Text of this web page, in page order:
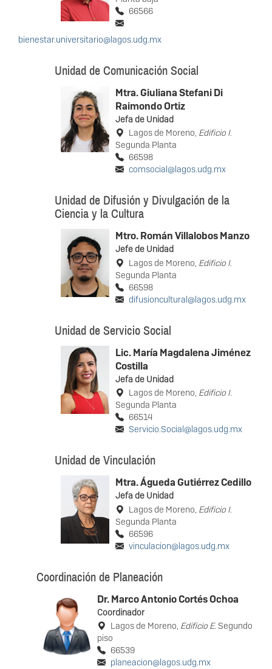
66566
bienestar.universitario@lagos.udg.mx
Unidad de Comunicación Social
Mtra. Giuliana Stefani Di
Raimondo Ortiz
Jefa de Unidad
Lagos de Moreno, Edificio I.
Segunda Planta
66598
comsocial@lagos.udg.mx
Unidad de Difusión y Divulgación de la
Ciencia y la Cultura
Mtro. Román Villalobos Manzo
Jefe de Unidad
Lagos de Moreno, Edificio I.
Segunda Planta
66598
difusioncultural@lagos.udg.mx
Unidad de Servicio Social
Lic. María Magdalena Jiménez
Costilla
Jefa de Unidad
Lagos de Moreno, Edificio I.
Segunda Planta
66514
Servicio.Social@lagos.udg.mx
Unidad de Vinculación
Mtra. Águeda Gutiérrez Cedillo
Jefa de Unidad
Lagos de Moreno, Edificio I.
Segunda Planta
66596
vinculacion@lagos.udg.mx
Coordinación de Planeación
Dr. Marco Antonio Cortés Ochoa
Coordinador
Lagos de Moreno, Edificio E. Segundo
piso
66539
planeacion@lagos.udg.mx